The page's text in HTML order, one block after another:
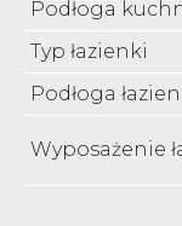
Podłoga
Typ łazienki
Podłoga
Wyposażenie